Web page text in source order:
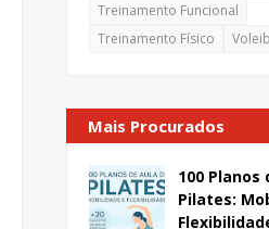
Treinamento Funcional
Treinamento Físico
Mais Procurados
100 Planos
Pilates: